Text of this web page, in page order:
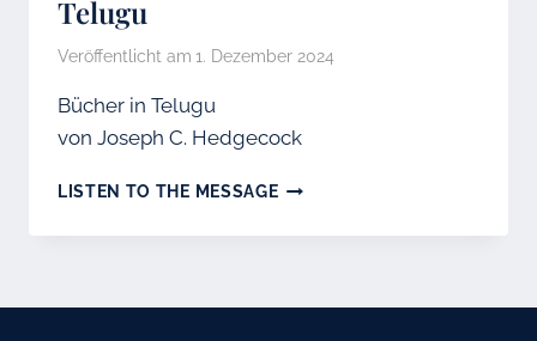
Telugu
Veröffentlicht am 1. Dezember 2024
Bücher in Telugu
von Joseph C. Hedgecock
LISTEN TO THE MESSAGETELUGU